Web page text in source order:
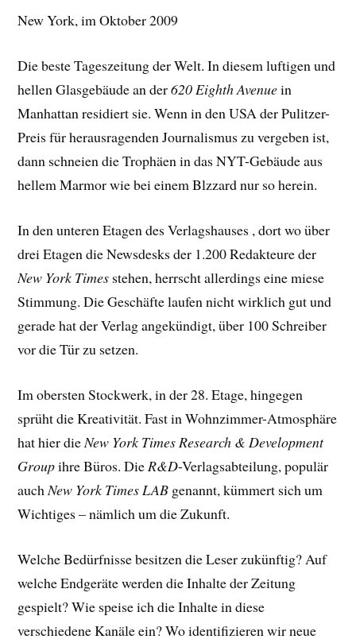
New York, im Oktober 2009
Die beste Tageszeitung der Welt. In diesem luftigen und
hellen Glasgebäude an der620 Eighth Avenuein
Manhattan residiert sie. Wenn in den USA der Pulitzer-
Preis für herausragenden Journalismus zu vergeben ist,
dann schneien die Trophäen in das NYT-Gebäude aus
hellem Marmor wie bei einem Blzzard nur so herein.
In den unteren Etagen des Verlagshauses , dort wo über
drei Etagen die Newsdesks der 1.200 Redakteure der
New York Times stehen, herrscht allerdings eine miese
Stimmung. Die Geschäfte laufen nicht wirklich gut und
gerade hat der Verlag angekündigt, über 100 Schreiber
vor die Tür zu setzen.
Im obersten Stockwerk, in der 28. Etage, hingegen
sprüht die Kreativität. Fast in Wohnzimmer-Atmosphäre
hat hier die New York Times Research & Development
Groupihre Büros. Die R&D-Verlagsabteilung, populär
auch New York Times LAB genannt, kümmert sich um
Wichtiges – nämlich um die Zukunft.
Welche Bedürfnisse besitzen die Leser zukünftig? Auf
welche Endgeräte werden die Inhalte der Zeitung
gespielt? Wie speise ich die Inhalte in diese
verschiedene Kanäle ein? Wo identifizieren wir neue